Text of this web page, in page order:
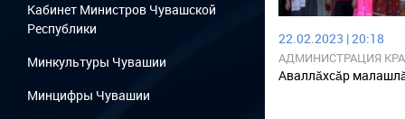
Кабинет Министров Чувашской
Республики
Минкультуры Чувашии
Минцифры Чувашии
22.02.2023 | 20:18
АДМИНИСТРАЦИЯ
РАЙОНА ЧУВАШСКОЙ
Аваллăхсăр